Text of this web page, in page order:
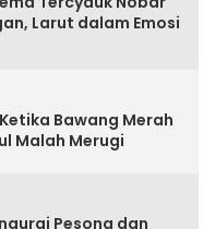
Larut dalam Emosi
Bawang Merah
Malah Merugi
Pesona dan